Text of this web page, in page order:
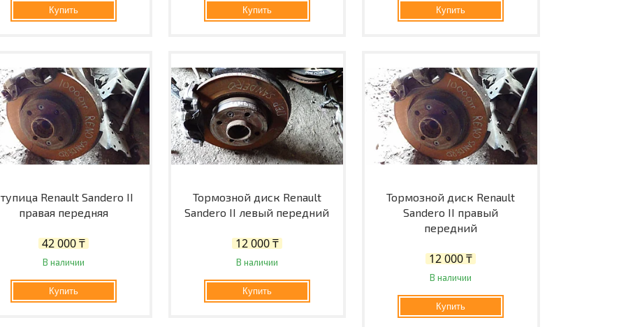
Купить Купить Купить
Renault Sandero II
правая передняя
42 000 ₸
В наличии
Купить
Тормозной диск Renault
Sandero II левый передний
12 000 ₸
В наличии
Купить
Тормозной диск Renault
Sandero II правый
передний
12 000 ₸
В наличии
Купить